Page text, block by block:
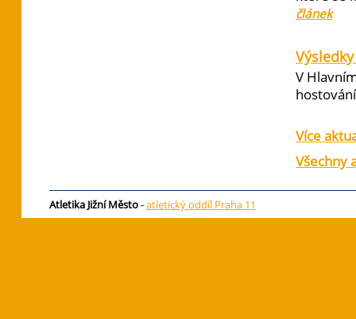
článek
V
Více
Všechny
Atletika Jižní Město-atletický oddíl Praha 11